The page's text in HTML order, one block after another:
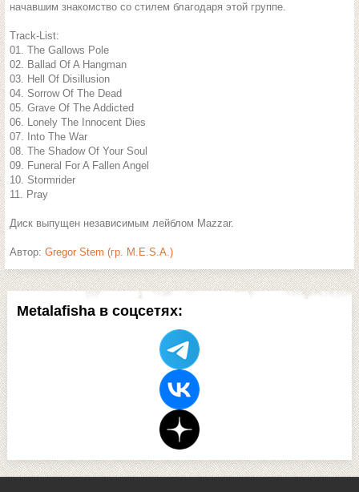
Metalafisha в соцсетях:
начавшим знакомство со стилем благодаря этой группе.
Track-List:
01. The Gallows Pole
02. Ballad Of A Hangman
03. Hell Of Disillusion
04. Sorrow Of The Dead
05. Grave Of The Addicted
06. Lonely The Innocent Dies
07. Into The War
08. The Shadow Of Your Soul
09. Funeral For A Fallen Angel
10. Stormrider
11. Pray
Диск выпущен независимым лейблом Mazzar.
Автор: Gregor Stem (гр. M.E.S.A.)